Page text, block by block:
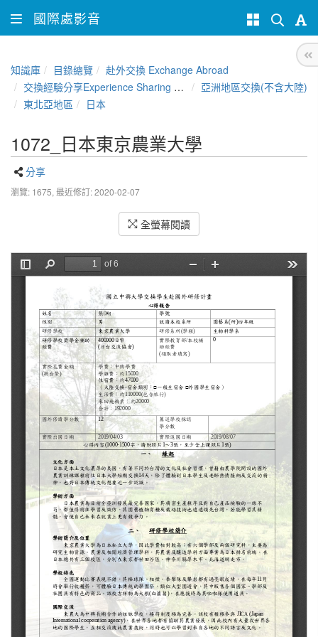
國際處影音
知識庫 目錄總覽
赴外交換 Exchange Abroad
交換經驗分享Experience Sharing of NCHU Exchange Program
亞洲地區交換(不含大陸)
東北亞地區
日本
1072_日本東京農業大學
分享
瀏覽: 1675, 最近修訂: 2020-02-07
全螢幕閱讀